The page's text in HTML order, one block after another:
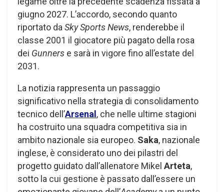
giugno 2027. L’accordo, secondo quanto
riportato da Sky Sports News, renderebbe il
classe 2001 il giocatore più pagato della rosa
dei Gunners e sarà in vigore fino all’estate del
2031.
La notizia rappresenta un passaggio
significativo nella strategia di consolidamento
tecnico dell’Arsenal, che nelle ultime stagioni
ha costruito una squadra competitiva sia in
ambito nazionale sia europeo. Saka, nazionale
inglese, è considerato uno dei pilastri del
progetto guidato dall’allenatore Mikel Arteta,
sotto la cui gestione è passato dall’essere un